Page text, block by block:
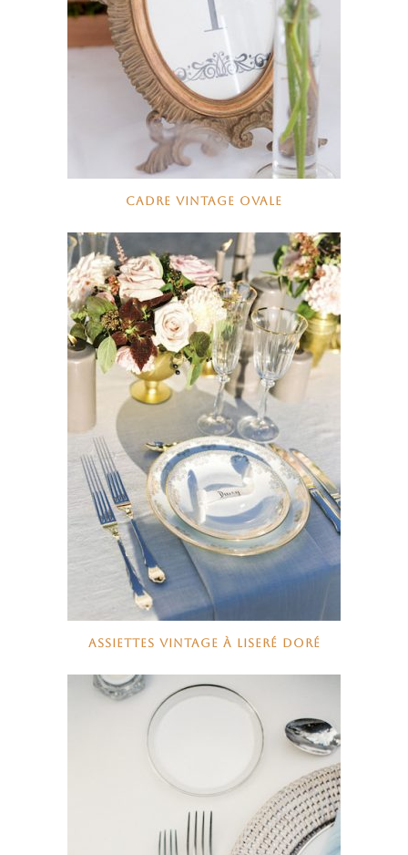
CADRE VINTAGE OVALE
ASSIETTES VINTAGE À LISERÉ DORÉ